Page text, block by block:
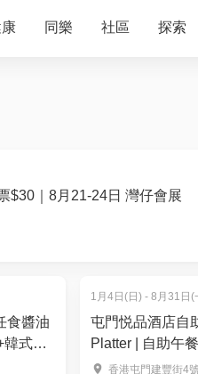
同樂 社區 探索
$30｜8月21-24日 灣仔會展
食醬油
式美
1月4日(日) - 8月31日(
屯門悦品酒店自
Platter | 自助午
香港屯門建豐街4